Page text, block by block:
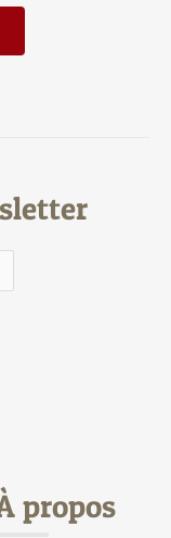
propos